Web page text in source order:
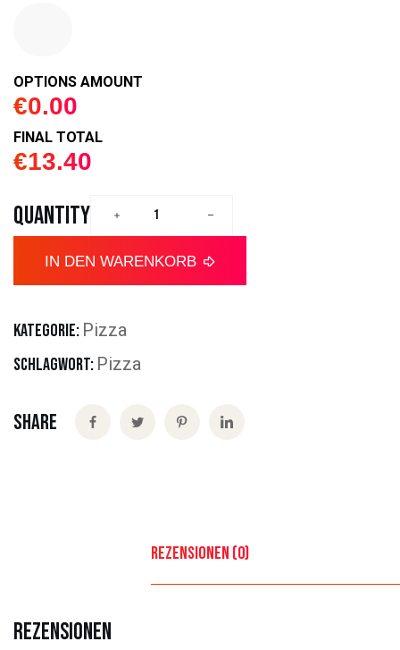
OPTIONS AMOUNT
€0.00
FINAL TOTAL
€13.40
QUANTITY
IN DEN WARENKORB
KATEGORIE: Pizza
SCHLAGWORT: Pizza
Share
Rezensionen (0)
Rezensionen